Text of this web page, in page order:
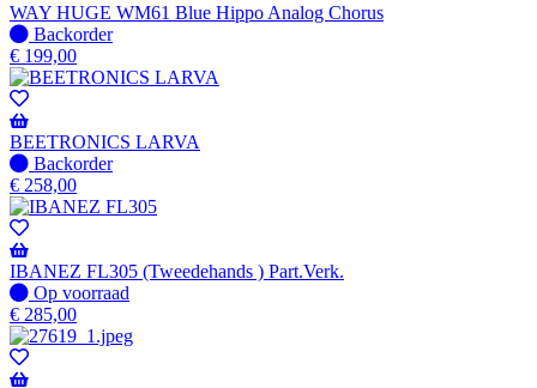
WAY HUGE WM61 Blue Hippo Analog Chorus
Niet
op
voorraad
-
Wordt
verzonden
wanneer
beschikbaar
Backorder
€ 199,00
BEETRONICS LARVA
Niet
op
voorraad
-
Wordt
verzonden
wanneer
beschikbaar
Backorder
€ 258,00
IBANEZ FL305 (Tweedehands ) Part.Verk.
Op
voorraad
Op voorraad
€ 285,00